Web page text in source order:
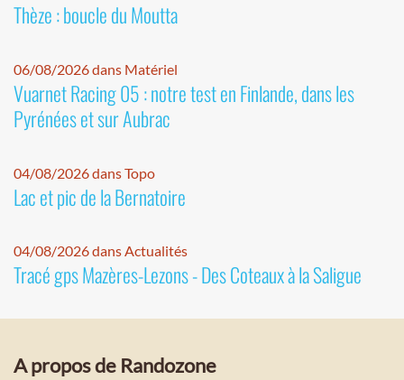
Thèze : boucle du Moutta
06/08/2026 dans Matériel
Vuarnet Racing 05 : notre test en Finlande, dans les
Pyrénées et sur Aubrac
04/08/2026 dans Topo
Lac et pic de la Bernatoire
04/08/2026 dans Actualités
Tracé gps Mazères-Lezons - Des Coteaux à la Saligue
A propos de Randozone